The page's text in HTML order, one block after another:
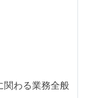
グ、またはそれ
にチームでふり
意見を調整する
関わる業務全般